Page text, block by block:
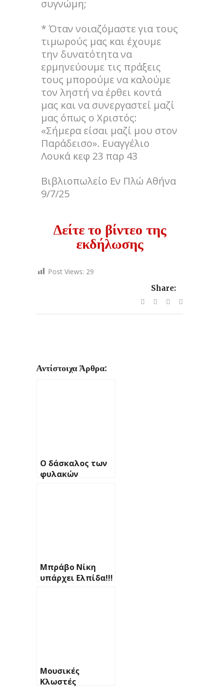
συγνώμη;
* Όταν νοιαζόμαστε για τους
τιμωρούς μας και έχουμε
την δυνατότητα να
ερμηνεύουμε τις πράξεις
τους μπορούμε να καλούμε
τον ληστή να έρθει κοντά
μας και να συνεργαστεί μαζί
μας όπως ο Χριστός:
«Σήμερα είσαι μαζί μου στον
Παράδεισο». Ευαγγέλιο
Λουκά κεφ 23 παρ 43
Βιβλιοπωλείο Εν Πλώ Αθήνα
9/7/25
Δείτε το βίντεο της
εκδήλωσης
Post Views: 29
Share:
Αντίστοιχα Άρθρα:
Ο δάσκαλος των
φυλακών
Μπράβο Νίκη
υπάρχει Ελπίδα!!!
Μουσικές
Κλωστές